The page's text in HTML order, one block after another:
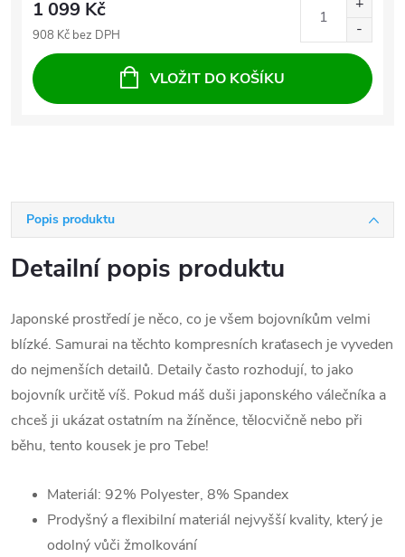
1 099 Kč
908 Kč bez DPH
VLOŽIT DO KOŠÍKU
Popis produktu
Detailní popis produktu
Japonské prostředí je něco, co je všem bojovníkům velmi
blízké. Samurai na těchto kompresních kraťasech je vyveden
do nejmenších detailů. Detaily často rozhodují, to jako
bojovník určitě víš. Pokud máš duši japonského válečníka a
chceš ji ukázat ostatním na žíněnce, tělocvičně nebo při
běhu, tento kousek je pro Tebe!
Materiál: 92% Polyester, 8% Spandex
Prodyšný a flexibilní materiál nejvyšší kvality, který je
odolný vůči žmolkování